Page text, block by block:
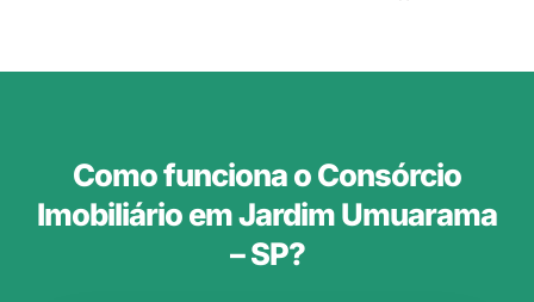
Como funciona o Consórcio
Imobiliário em Jardim Umuarama
– SP?